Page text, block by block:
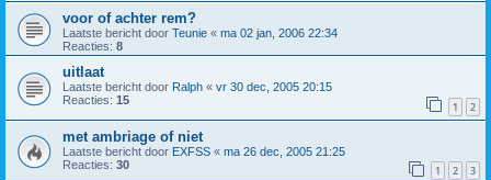
voor of achter rem?
Laatste bericht door Teunie « ma 02 jan, 2006 22:34
Reacties: 8
uitlaat
Laatste bericht door Ralph « vr 30 dec, 2005 20:15
Reacties: 15 1 2
met ambriage of niet
Laatste bericht door EXFSS « ma 26 dec, 2005 21:25
Reacties: 30 1 2 3